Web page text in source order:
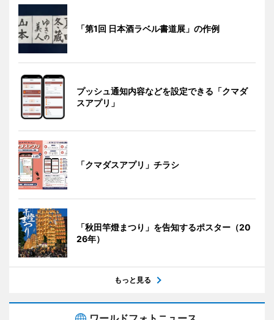
「第1回 日本酒ラベル書道展」の作例
プッシュ通知内容などを設定できる「クマダ
スアプリ」
「クマダスアプリ」チラシ
「秋田竿燈まつり」を告知するポスター（20
26年）
もっと見る